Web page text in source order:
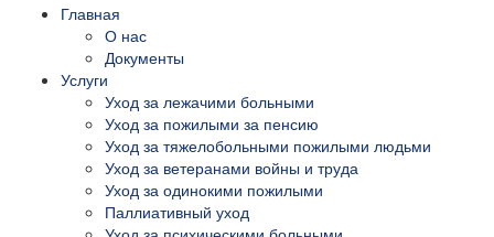
Главная
О нас
Документы
Услуги
Уход за лежачими больными
Уход за пожилыми за пенсию
Уход за тяжелобольными пожилыми людьми
Уход за ветеранами войны и труда
Уход за одинокими пожилыми
Паллиативный уход